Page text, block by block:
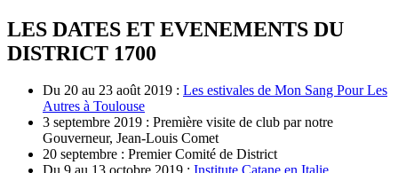
LES DATES ET EVENEMENTS DU
DISTRICT 1700
Du 20 au 23 août 2019 : Les estivales de Mon Sang Pour Les
Autres à Toulouse
3 septembre 2019 : Première visite de club par notre
Gouverneur, Jean-Louis Comet
20 septembre : Premier Comité de District